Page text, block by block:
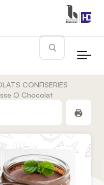
Rechercher
CONFISERIES
O Chocolat